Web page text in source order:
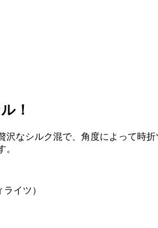
！
なシルク混で、角度によって時
イツ）